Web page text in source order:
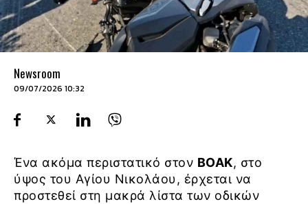
Newsroom
09/07/2026 10:32
Ένα ακόμα περιστατικό στον ΒΟΑΚ, στο
ύψος του Αγίου Νικολάου, έρχεται να
προστεθεί στη μακρά λίστα των οδικών